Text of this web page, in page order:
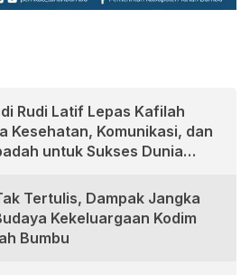
Rudi Latif Lepas Kafilah
Kesehatan, Komunikasi, dan
untuk Sukses Dunia
Tertulis, Dampak Jangka
Kekeluargaan Kodim
Bumbu